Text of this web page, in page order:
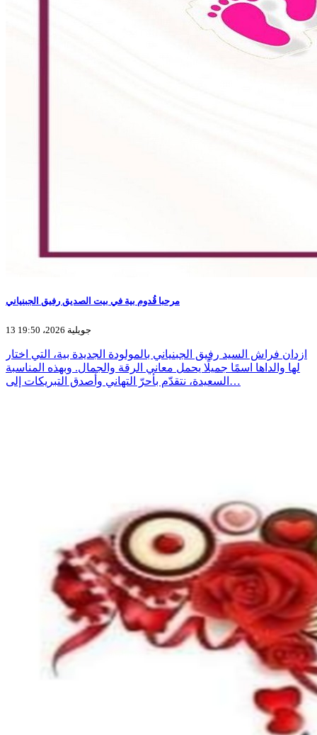
مرحبا قُدوم بية في بيت الصديق رفيق الجبنياني
13 جويلية 2026، 19:50
ازدان فراش السيد رفيق الجبنياني بالمولودة الجديدة بية، التي اختار
لها والداها اسمًا جميلًا يحمل معاني الرقة والجمال. وبهذه المناسبة
السعيدة، نتقدّم بأحرّ التهاني وأصدق التبريكات إلى…